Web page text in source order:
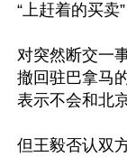
“上赶着的买卖
对突然断交一
撤回驻巴拿马
表示不会和北
但王毅否认双